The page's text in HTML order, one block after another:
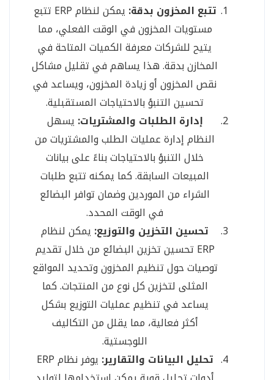
تتبع المخزون بدقة:
يمكن لنظام ERP تتبع
مستويات المخزون في الوقت الفعلي، مما
يتيح للشركات معرفة الكميات المتاحة في
المخازن بدقة. هذا يساهم في تقليل مشاكل
نقص المخزون أو زيادة المخزون، ويساعد في
تحسين التنبؤ بالاحتياجات المستقبلية.
إدارة الطلبات والمشتريات: يسهل
النظام إدارة عمليات الطلب والمشتريات من
خلال التنبؤ بالاحتياجات بناءً على بيانات
المبيعات السابقة. كما يمكنه تتبع طلبات
الشراء من الموردين وضمان توافر البضائع
في الوقت المحدد.
تحسين التخزين والتوزيع: يمكن لنظام
ERP تحسين تخزين البضائع من خلال تقديم
توصيات حول تنظيم المخزون وتحديد المواقع
المثلى لتخزين كل نوع من المنتجات. كما
يساعد في تنظيم عمليات التوزيع بشكل
أكثر فعالية، مما يقلل من التكاليف
اللوجستية.
تحليل البيانات والتقارير:
يوفر نظام ERP